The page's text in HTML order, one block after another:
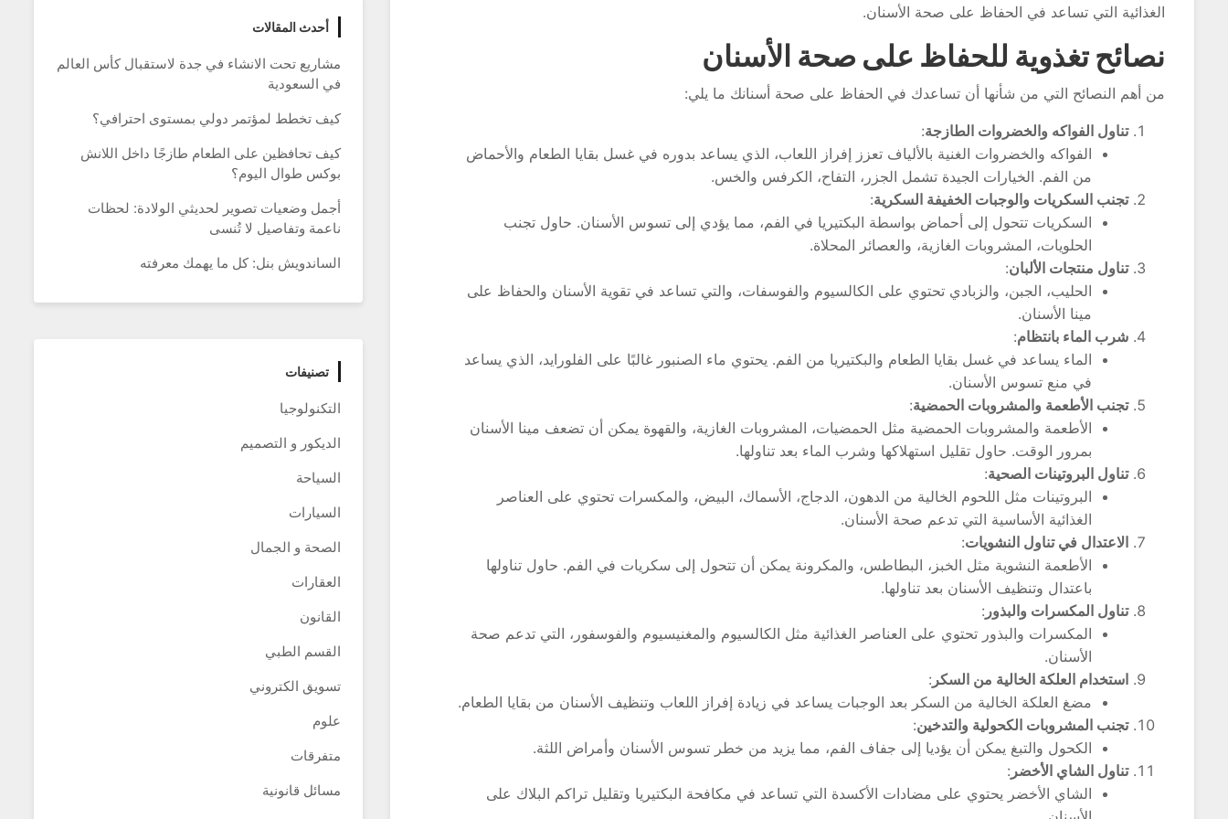
الغذائية التي تساعد في الحفاظ على صحة الأسنان.
نصائح تغذوية للحفاظ على صحة الأسنان
من أهم النصائح التي من شأنها أن تساعدك في الحفاظ على صحة أسنانك ما يلي:
تناول الفواكه والخضروات الطازجة:
الفواكه والخضروات الغنية بالألياف تعزز إفراز اللعاب، الذي يساعد بدوره في غسل بقايا الطعام والأحماض
من الفم. الخيارات الجيدة تشمل الجزر، التفاح، الكرفس والخس.
تجنب السكريات والوجبات الخفيفة السكرية:
السكريات تتحول إلى أحماض بواسطة البكتيريا في الفم، مما يؤدي إلى تسوس الأسنان. حاول تجنب
الحلويات، المشروبات الغازية، والعصائر المحلاة.
تناول منتجات الألبان:
الحليب، الجبن، والزبادي تحتوي على الكالسيوم والفوسفات، والتي تساعد في تقوية الأسنان والحفاظ على
مينا الأسنان.
شرب الماء بانتظام:
الماء يساعد في غسل بقايا الطعام والبكتيريا من الفم. يحتوي ماء الصنبور غالبًا على الفلورايد، الذي يساعد
في منع تسوس الأسنان.
تجنب الأطعمة والمشروبات الحمضية:
الأطعمة والمشروبات الحمضية مثل الحمضيات، المشروبات الغازية، والقهوة يمكن أن تضعف مينا الأسنان
بمرور الوقت. حاول تقليل استهلاكها وشرب الماء بعد تناولها.
تناول البروتينات الصحية:
البروتينات مثل اللحوم الخالية من الدهون، الدجاج، الأسماك، البيض، والمكسرات تحتوي على العناصر
الغذائية الأساسية التي تدعم صحة الأسنان.
الاعتدال في تناول النشويات:
الأطعمة النشوية مثل الخبز، البطاطس، والمكرونة يمكن أن تتحول إلى سكريات في الفم. حاول تناولها
باعتدال وتنظيف الأسنان بعد تناولها.
تناول المكسرات والبذور :
المكسرات والبذور تحتوي على العناصر الغذائية مثل الكالسيوم والمغنيسيوم والفوسفور، التي تدعم صحة
الأسنان.
استخدام العلكة الخالية من السكر :
مضغ العلكة الخالية من السكر بعد الوجبات يساعد في زيادة إفراز اللعاب وتنظيف الأسنان من بقايا الطعام.
تجنب المشروبات الكحولية والتدخين:
الكحول والتبغ يمكن أن يؤديا إلى جفاف الفم، مما يزيد من خطر تسوس الأسنان وأمراض اللثة.
تناول الشاي الأخضر :
الشاي الأخضر يحتوي على مضادات الأكسدة التي تساعد في مكافحة البكتيريا وتقليل تراكم البلاك على
أحدث المقالات
مشاريع تحت الانشاء في جدة لاستقبال كأس العالم
في السعودية
كيف تخطط لمؤتمر دولي بمستوى احترافي؟
كيف تحافظين على الطعام طازجًا داخل اللانش
بوكس طوال اليوم؟
أجمل وضعيات تصوير لحديثي الولادة: لحظات
ناعمة وتفاصيل لا تُنسى
الساندويش بنل: كل ما يهمك معرفته
تصنيفات
التكنولوجيا
الديكور و التصميم
السياحة
السيارات
الصحة و الجمال
العقارات
القانون
القسم الطبي
تسويق الكتروني
علوم
متفرقات
مسائل قانونية